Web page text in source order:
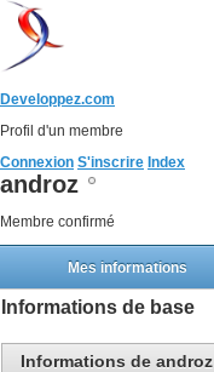
Developpez.com
Profil d'un membre
Connexion S'inscrire Index
androz
Membre confirmé
Mes informations
Informations de base
Informations de androz